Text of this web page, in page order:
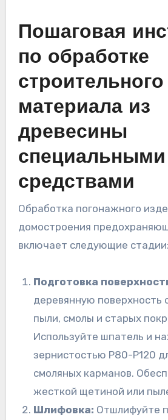
Пошаговая
по обработке
строительного
материала из
древесины
специальными
средствами
Обработка погонажного
домостроения
включает следующие стадии:
Подготовка
деревянную поверхность
пыли, смолы и старых
Используйте шпатель и
зернистостью P80-P120
смоляных карманов.
жесткой щетиной или
Шлифовка: Отшлифуйте